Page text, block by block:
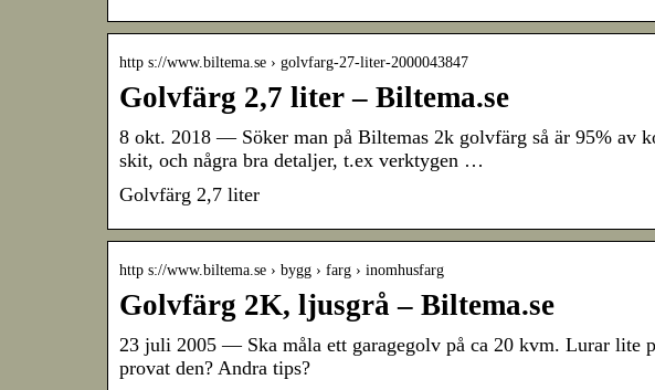
http s://www.biltema.se › golvfarg-27-liter-2000043847
Golvfärg 2,7 liter – Biltema.se
8 okt. 2018 — Söker man på Biltemas 2k golvfärg så är 95% av
skit, och några bra detaljer, t.ex verktygen …
Golvfärg 2,7 liter
http s://www.biltema.se › bygg › farg › inomhusfarg
Golvfärg 2K, ljusgrå – Biltema.se
23 juli 2005 — Ska måla ett garagegolv på ca 20 kvm. Lurar lite
provat den? Andra tips?